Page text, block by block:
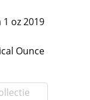
oz 2019
Ounce